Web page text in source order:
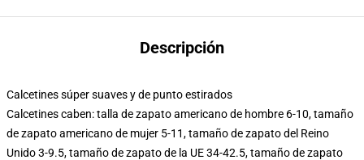
Descripción
Calcetines súper suaves y de punto estirados
Calcetines caben: talla de zapato americano de hombre 6-10, tamaño
de zapato americano de mujer 5-11, tamaño de zapato del Reino
Unido 3-9.5, tamaño de zapato de la UE 34-42.5, tamaño de zapato